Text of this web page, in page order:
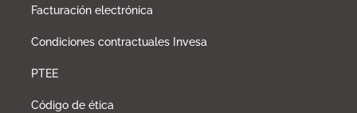
Facturación electrónica
Condiciones contractuales Invesa
PTEE
Código de ética